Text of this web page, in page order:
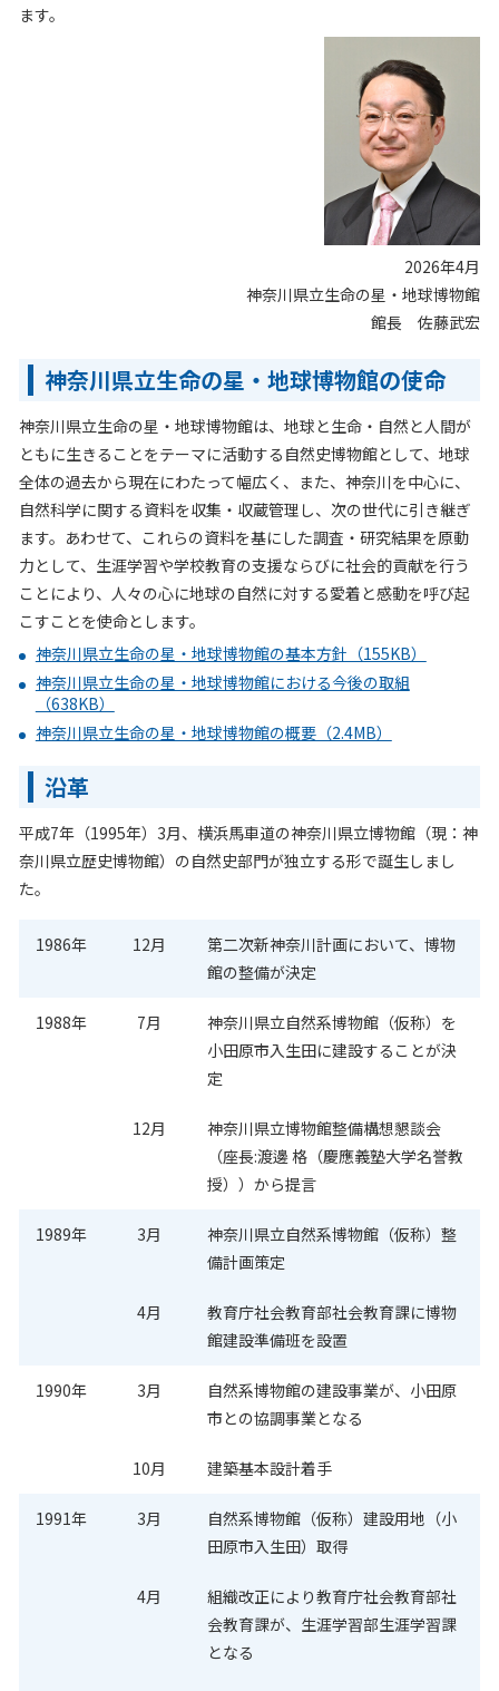
ます。
2026年4月
神奈川県立生命の星・地球博物館
館長 佐藤武宏
神奈川県立生命の星・地球博物館の使命
神奈川県立生命の星・地球博物館は、地球と生命・自然と人間が
ともに生きることをテーマに活動する自然史博物館として、地球
全体の過去から現在にわたって幅広く、また、神奈川を中心に、
自然科学に関する資料を収集・収蔵管理し、次の世代に引き継ぎ
ます。あわせて、これらの資料を基にした調査・研究結果を原動
力として、生涯学習や学校教育の支援ならびに社会的貢献を行う
ことにより、人々の心に地球の自然に対する愛着と感動を呼び起
こすことを使命とします。
神奈川県立生命の星・地球博物館の基本方針（155KB）
神奈川県立生命の星・地球博物館における今後の取組
（638KB）
神奈川県立生命の星・地球博物館の概要（2.4MB）
沿革
平成7年（1995年）3月、横浜馬車道の神奈川県立博物館（現：神
奈川県立歴史博物館）の自然史部門が独立する形で誕生しまし
た。
1986年 12月
第二次新神奈川計画において、博物
館の整備が決定
1988年 7月
神奈川県立自然系博物館（仮称）を
小田原市入生田に建設することが決
定
12月
神奈川県立博物館整備構想懇談会
（座長:渡邊 格（慶應義塾大学名誉教
授））から提言
1989年 3月
神奈川県立自然系博物館（仮称）整
備計画策定
4月
教育庁社会教育部社会教育課に博物
館建設準備班を設置
1990年 3月
自然系博物館の建設事業が、小田原
市との協調事業となる
10月 建築基本設計着手
1991年 3月
自然系博物館（仮称）建設用地（小
田原市入生田）取得
4月
組織改正により教育庁社会教育部社
会教育課が、生涯学習部生涯学習課
となる